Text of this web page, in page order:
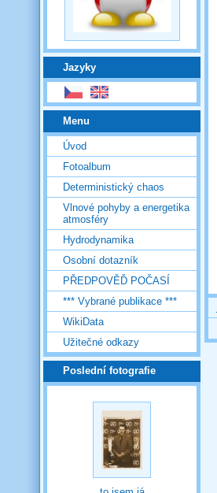
Jazyky
Menu
Úvod
Fotoalbum
Deterministický chaos
Vlnové pohyby a energetika
atmosféry
Hydrodynamika
Osobní dotazník
PŘEDPOVĚĎ POČASÍ
*** Vybrané publikace ***
WikiData
Užitečné odkazy
Poslední fotografie